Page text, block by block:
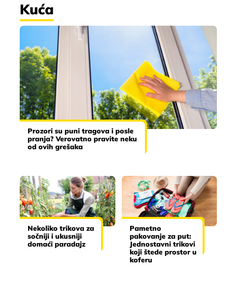
Kuća
Prozori su puni tragova i posle
pranja? Verovatno pravite neku
od ovih grešaka
Nekoliko trikova za
sočniji i ukusniji
domaći paradajz
Pametno
pakovanje za put:
Jednostavni trikovi
koji štede prostor u
koferu